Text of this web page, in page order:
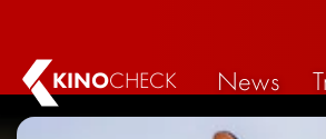
KINOCHECK News